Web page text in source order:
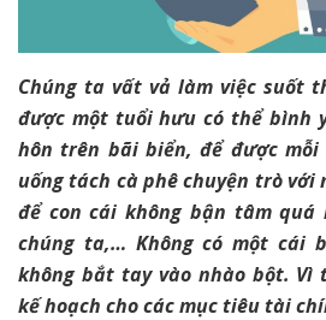
Chúng ta vất vả làm việc suốt
được một tuổi hưu có thể bình
hôn trên bãi biển, để được
uống tách cà phê chuyện trò với
để con cái không bận tâm quá
chúng ta,… Không có một cái
không bắt tay vào nhào bột. Vì
kế hoạch cho các mục tiêu tài